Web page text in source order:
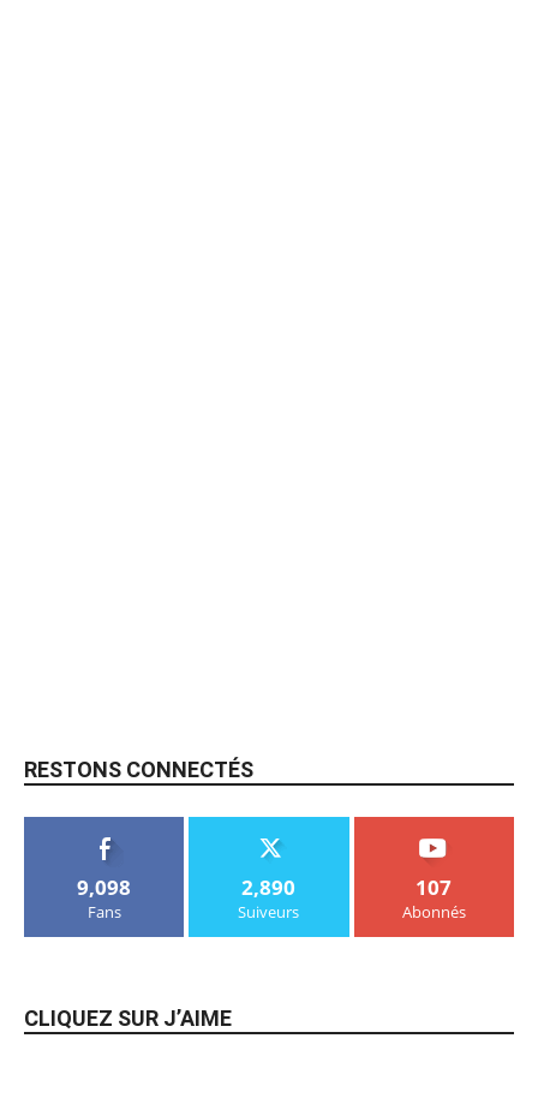
RESTONS CONNECTÉS
9,098
Fans
2,890
Suiveurs
107
Abonnés
CLIQUEZ SUR J’AIME